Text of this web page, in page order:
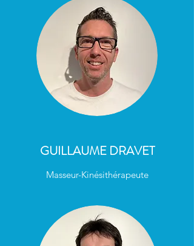
GUILLAUME DRAVET
Masseur-Kinésithérapeute